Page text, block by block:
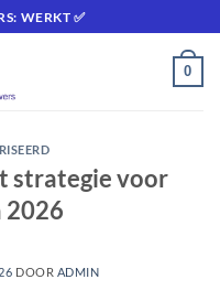
WERKT ✅
0
strategie voor
2026
DOOR ADMIN